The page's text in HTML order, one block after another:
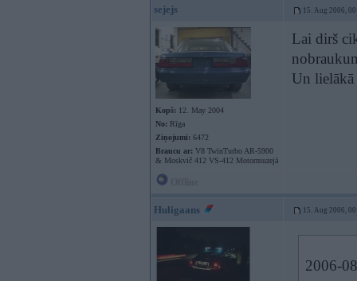
sejejs 15. Aug 2006,
Kopš: 12. May 2004
No: Rīga
Ziņojumi: 6472
Braucu ar: V8 TwinTurbo AR-5900
& Moskvič 412 VS-412 Motormuzejā
Lai dirš
Un
Huligaans 15. Aug 2006,
2006-